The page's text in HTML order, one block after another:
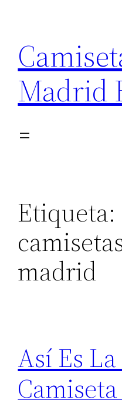
contenido
Madrid
Etiqueta:
madrid
Así Es